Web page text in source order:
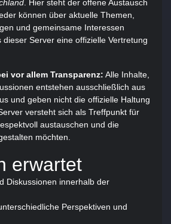
. Hier steht der offene Austausch
können über aktuelle Themen,
und gemeinsame Interessen
Server eine offizielle Vertretung
vor allem Transparenz: Alle Inhalte,
entstehen ausschließlich aus
und geben nicht die offizielle Haltung
versteht sich als Treffpunkt für
austauschen und die
möchten.
erwartet
Diskussionen innerhalb der
Perspektiven und